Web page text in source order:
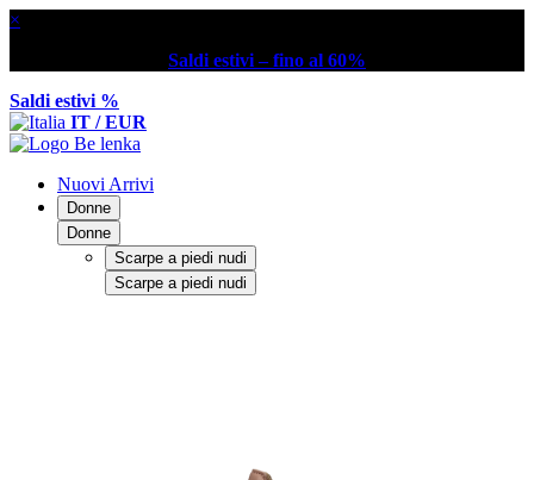
×
Saldi estivi – fino al 60%
Saldi estivi %
IT / EUR
Nuovi Arrivi
Donne
Donne
Scarpe a piedi nudi
Scarpe a piedi nudi